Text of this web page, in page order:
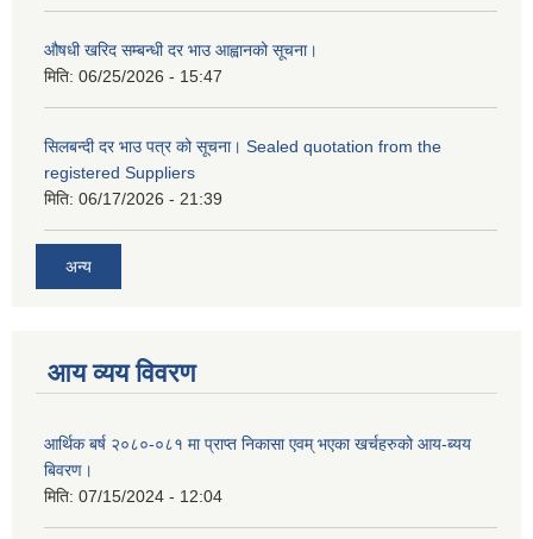
औषधी खरिद सम्बन्धी दर भाउ आह्वानको सूचना।
मिति: 06/25/2026 - 15:47
सिलबन्दी दर भाउ पत्र को सूचना। Sealed quotation from the
registered Suppliers
मिति: 06/17/2026 - 21:39
अन्य
आय व्यय विवरण
आर्थिक बर्ष २०८०-०८१ मा प्राप्त निकासा एवम् भएका खर्चहरुको आय-ब्यय
बिवरण।
मिति: 07/15/2024 - 12:04